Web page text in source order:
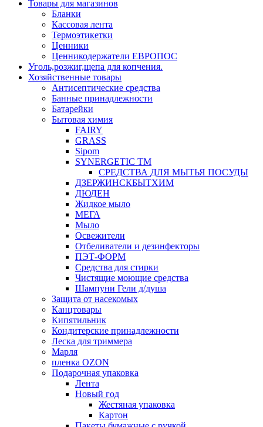
Товары для магазинов
Бланки
Кассовая лента
Термоэтикетки
Ценники
Ценникодержатели ЕВРОПОС
Уголь,розжиг,щепа для копчения.
Хозяйственные товары
Антисептические средства
Банные принадлежности
Батарейки
Бытовая химия
FAIRY
GRASS
Sipom
SYNERGETIC TM
СРЕДСТВА ДЛЯ МЫТЬЯ ПОСУДЫ
ДЗЕРЖИНСКБЫТХИМ
ДЮДЕН
Жидкое мыло
МЕГА
Мыло
Освежители
Отбеливатели и дезинфекторы
ПЭТ-ФОРМ
Средства для стирки
Чистящие моющие средства
Шампуни Гели д/душа
Защита от насекомых
Канцтовары
Кипятильник
Кондитерские принадлежности
Леска для триммера
Марля
пленка OZON
Подарочная упаковка
Лента
Новый год
Жестяная упаковка
Картон